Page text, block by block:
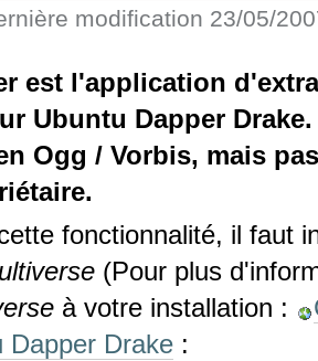
modification 23/05/
est l'application
Ubuntu Dapper
Ogg / Vorbis, mais
fonctionnalité, il faut
(Pour plus
à votre installation :
Dapper Drake :